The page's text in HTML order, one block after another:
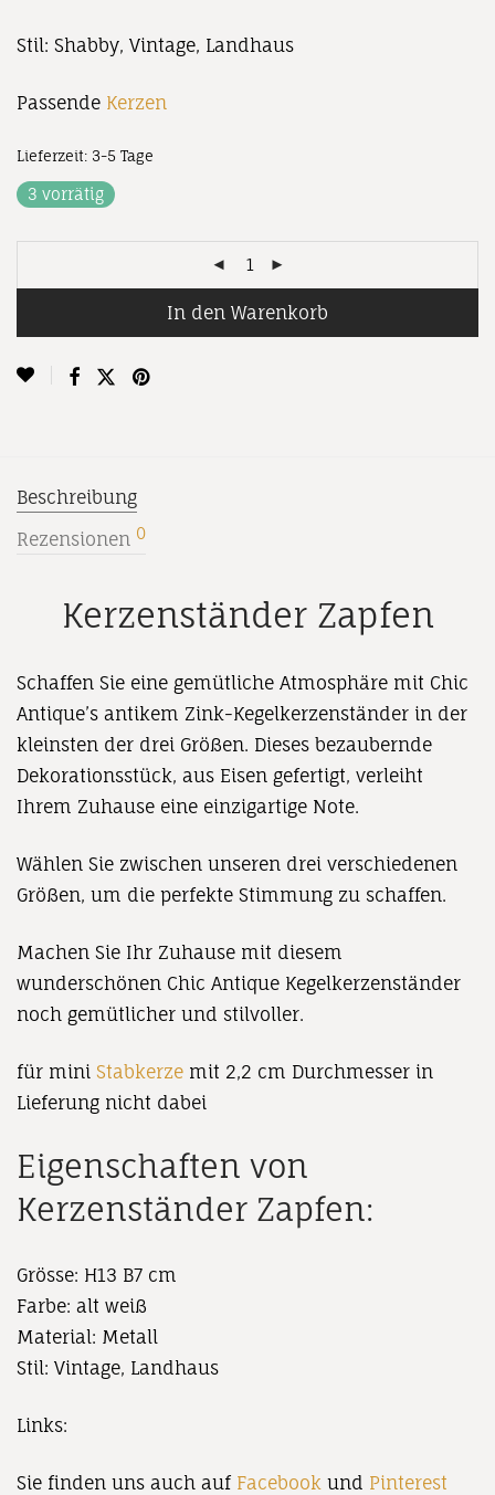
Stil: Shabby, Vintage, Landhaus
Passende Kerzen
Lieferzeit: 3-5 Tage
3 vorrätig
In den Warenkorb
Beschreibung
Rezensionen 0
Kerzenständer Zapfen
Schaffen Sie eine gemütliche Atmosphäre mit Chic
Antique’s antikem Zink-Kegelkerzenständer in der
kleinsten der drei Größen. Dieses bezaubernde
Dekorationsstück, aus Eisen gefertigt, verleiht
Ihrem Zuhause eine einzigartige Note.
Wählen Sie zwischen unseren drei verschiedenen
Größen, um die perfekte Stimmung zu schaffen.
Machen Sie Ihr Zuhause mit diesem
wunderschönen Chic Antique Kegelkerzenständer
noch gemütlicher und stilvoller.
für mini Stabkerze mit 2,2 cm Durchmesser in
Lieferung nicht dabei
Eigenschaften von
Kerzenständer Zapfen:
Grösse: H13 B7 cm
Farbe: alt weiß
Material: Metall
Stil: Vintage, Landhaus
Links:
Sie finden uns auch auf Facebook und Pinterest